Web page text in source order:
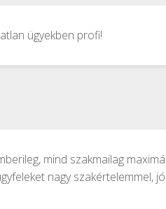
ügyekben profi!
mind szakmailag
nagy szakértelemmel,